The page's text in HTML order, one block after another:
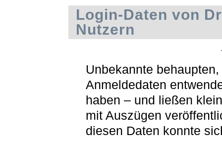
Login-Daten von
Nutzern
Unbekannte
Anmeldedaten
haben – und ließen
mit Auszügen
diesen Daten konnte